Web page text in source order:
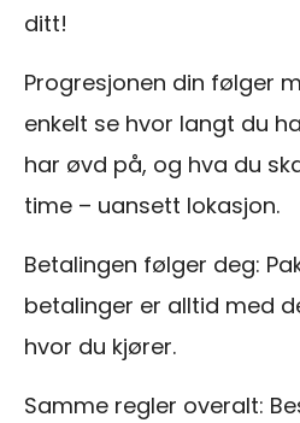
ditt!
Progresjonen din følger
enkelt se hvor langt du
har øvd på, og hva du
time – uansett lokasjon.
Betalingen følger deg:
betalinger er alltid med
hvor du kjører.
Samme regler overalt: